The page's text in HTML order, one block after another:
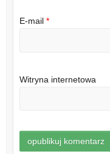
E-mail *
Witryna internetowa